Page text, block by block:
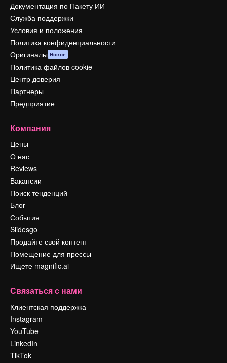
Документация по Пакету ИИ
Служба поддержки
Условия и положения
Политика конфиденциальности
Оригиналы Новое
Политика файлов cookie
Центр доверия
Партнеры
Предприятие
Компания
Цены
О нас
Reviews
Вакансии
Поиск тенденций
Блог
События
Slidesgo
Продайте свой контент
Помещение для прессы
Ищете magnific.ai
Связаться с нами
Клиентская поддержка
Instagram
YouTube
LinkedIn
TikTok